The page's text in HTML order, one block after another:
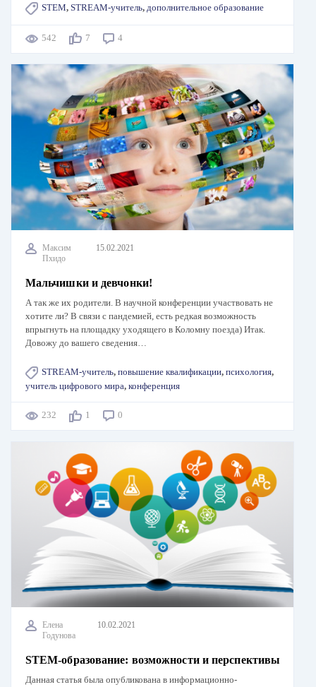
STEM, STREAM-учитель, дополнительное образование
542 7 4
Максим
Пхидо
15.02.2021
Мальчишки и девчонки!
А так же их родители. В научной конференции участвовать не
хотите ли? В связи с пандемией, есть редкая возможность
впрыгнуть на площадку уходящего в Коломну поезда) Итак.
Довожу до вашего сведения…
STREAM-учитель, повышение квалификации, психология,
учитель цифрового мира, конференция
232 1 0
Елена
Годунова
10.02.2021
STEM-образование: возможности и перспективы
Данная статья была опубликована в информационно-